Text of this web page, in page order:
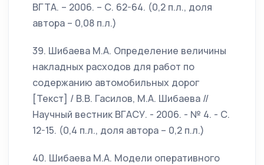
ВГТА. – 2006. – С. 62-64. (0,2 п.л., доля
автора – 0,08 п.л.)
39. Шибаева М.А. Определение величины
накладных расходов для работ по
содержанию автомобильных дорог
[Текст] / В.В. Гасилов, М.А. Шибаева //
Научный вестник ВГАСУ. - 2006. - № 4. - С.
12-15. (0,4 п.л., доля автора – 0,2 п.л.)
40. Шибаева М.А. Модели оперативного